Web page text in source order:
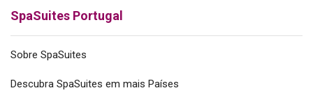
SpaSuites Portugal
Sobre SpaSuites
Descubra SpaSuites em mais Países